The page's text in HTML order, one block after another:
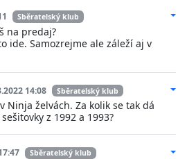
Sběratelský klub
na predaj?
ide. Samozrejme ale záleží aj v
14:08 Sběratelský klub
Ninja želvách. Za kolik se tak dá
z 1992 a 1993?
Sběratelský klub